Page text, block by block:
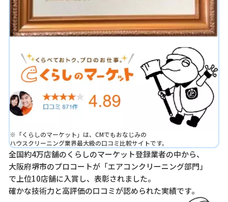
※「くらしのマーケット」は、CMでもおなじみの
ハウスクリーニング業界最大級の口コミ比較サイトです。
全国約4万店舗のくらしのマーケット登録業者の中から、
大阪府堺市のプロコートが「エアコンクリーニング部門」
で上位10店舗に入賞し、表彰されました。
確かな技術力と高評価の口コミが認められた実績です。